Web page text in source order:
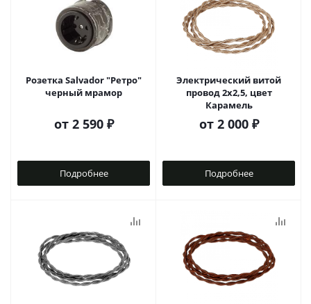
Розетка Salvador "Ретро"
черный мрамор
от 2 590 ₽
Подробнее
Электрический витой
провод 2x2,5, цвет
Карамель
от 2 000 ₽
Подробнее